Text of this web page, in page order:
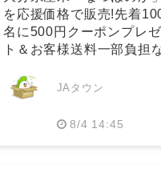
を応援価格で販売!先着
名に500円クーポンプレ
ト＆お客様送料一部負担
JAタウン
8/4 14:45